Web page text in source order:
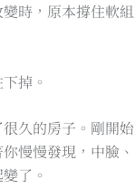
時，原本撐住軟
掉。
久的房子。剛開
慢慢發現，中臉
了。